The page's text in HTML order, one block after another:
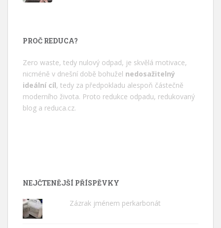
PROČ REDUCA?
Zero waste, tedy nulový odpad, je skvělá motivace,
nicméně v dnešní době bohužel nedosažitelný
ideální cíl, tedy za předpokladu alespoň částečně
moderního života. Proto redukce odpadu, redukovaný
blog a reduca.cz.
NEJČTENĚJŠÍ PŘÍSPĚVKY
Zázrak jménem perkarbonát